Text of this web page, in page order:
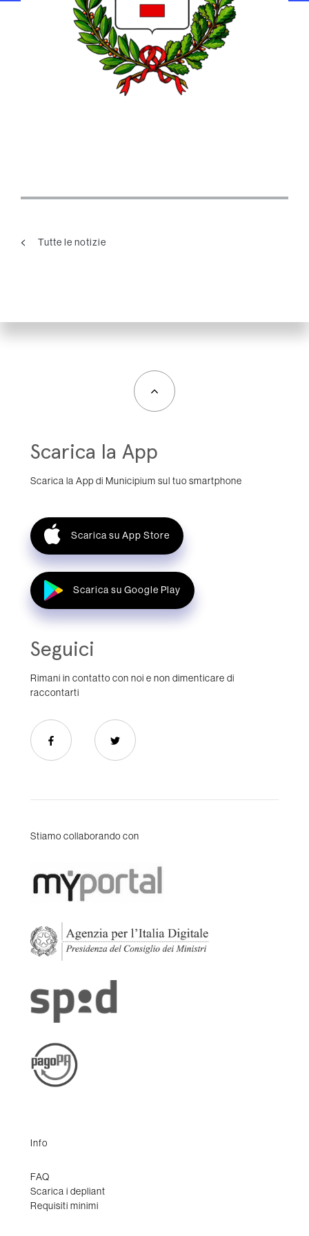
Tutte le notizie
Scarica la App
Scarica la App di Municipium sul tuo smartphone
Scarica su App Store
Scarica su Google Play
Seguici
Rimani in contatto con noi e non dimenticare di
raccontarti
Stiamo collaborando con
Info
FAQ
Scarica i depliant
Requisiti minimi